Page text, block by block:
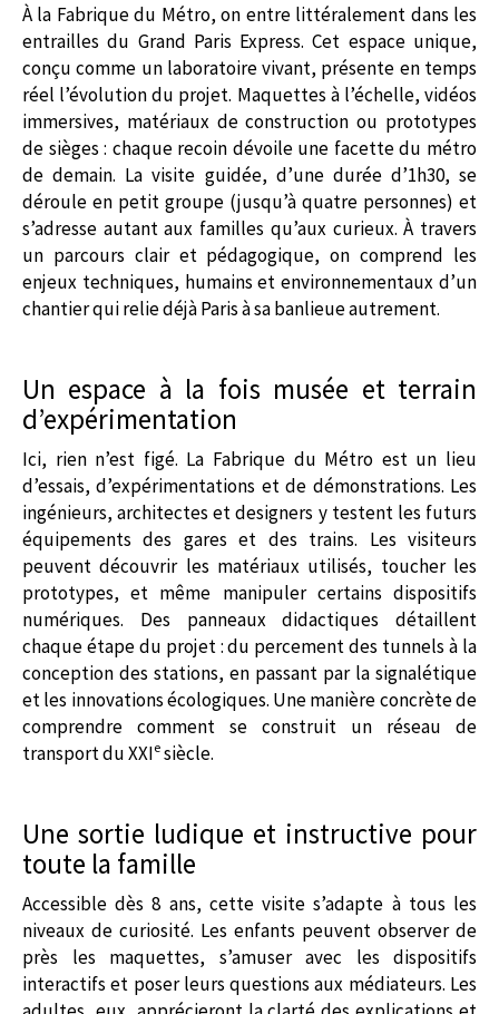
À la Fabrique du Métro, on entre littéralement dans les
entrailles du Grand Paris Express. Cet espace unique,
conçu comme un laboratoire vivant, présente en temps
réel l’évolution du projet. Maquettes à l’échelle, vidéos
immersives, matériaux de construction ou prototypes
de sièges : chaque recoin dévoile une facette du métro
de demain. La visite guidée, d’une durée d’1h30, se
déroule en petit groupe (jusqu’à quatre personnes) et
s’adresse autant aux familles qu’aux curieux. À travers
un parcours clair et pédagogique, on comprend les
enjeux techniques, humains et environnementaux d’un
chantier qui relie déjà Paris à sa banlieue autrement.
Un espace à la fois musée et terrain
d’expérimentation
Ici, rien n’est figé. La Fabrique du Métro est un lieu
d’essais, d’expérimentations et de démonstrations. Les
ingénieurs, architectes et designers y testent les futurs
équipements des gares et des trains. Les visiteurs
peuvent découvrir les matériaux utilisés, toucher les
prototypes, et même manipuler certains dispositifs
numériques. Des panneaux didactiques détaillent
chaque étape du projet : du percement des tunnels à la
conception des stations, en passant par la signalétique
et les innovations écologiques. Une manière concrète de
comprendre comment se construit un réseau de
transport du XXIesiècle.
Une sortie ludique et instructive pour
toute la famille
Accessible dès 8 ans, cette visite s’adapte à tous les
niveaux de curiosité. Les enfants peuvent observer de
près les maquettes, s’amuser avec les dispositifs
interactifs et poser leurs questions aux médiateurs. Les